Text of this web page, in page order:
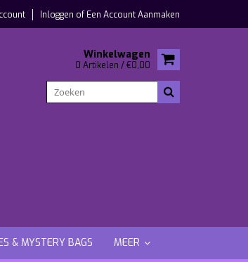
Inloggen ofEen Account Aanmaken
Winkelwagen
0 Artikelen / €0,00
& MYSTERY BAGS MEER